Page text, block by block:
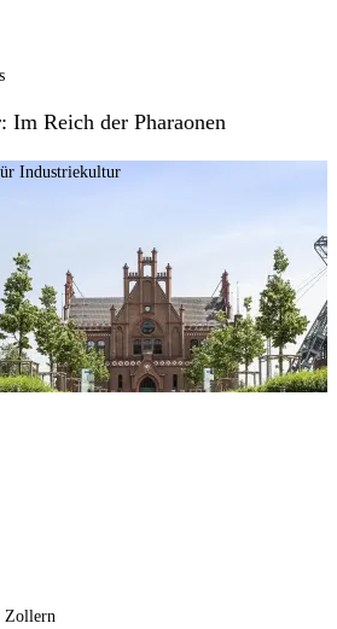
Im Reich der Pharaonen
Industriekultur
Zollern